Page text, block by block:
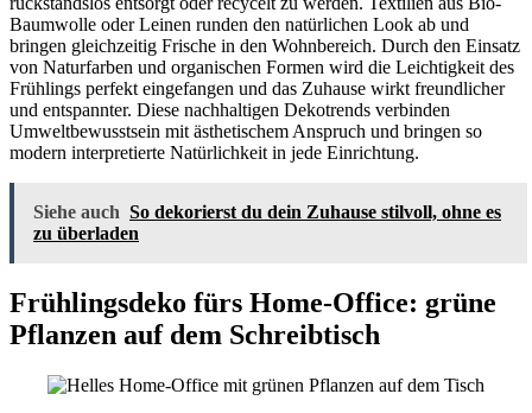
Baumwolle oder Leinen runden den natürlichen Look ab und
bringen gleichzeitig Frische in den Wohnbereich. Durch den Einsatz
von Naturfarben und organischen Formen wird die Leichtigkeit des
Frühlings perfekt eingefangen und das Zuhause wirkt freundlicher
und entspannter. Diese nachhaltigen Dekotrends verbinden
Umweltbewusstsein mit ästhetischem Anspruch und bringen so
modern interpretierte Natürlichkeit in jede Einrichtung.
Siehe auch So dekorierst du dein Zuhause stilvoll, ohne es
zu überladen
Frühlingsdeko fürs Home-Office: grüne
Pflanzen auf dem Schreibtisch